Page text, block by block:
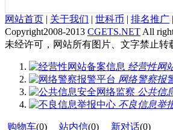
网站首页 关于我们 世科币 排名推广
Copyright2008-2013 CGETS.NETAll
未经许可，网站所有图片、文字禁止转
经营性网
网络警察报
公共信
不良信息举
购物车(0) 站内信(0) 新对话(0)